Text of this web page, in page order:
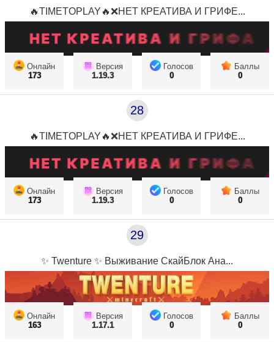
🔥TIMETOPLAY🔥❌НЕТ КРЕАТИВА И ГРИФЕ...
Онлайн
173
Версия
1.19.3
Голосов
0
Баллы
0
28
🔥TIMETOPLAY🔥❌НЕТ КРЕАТИВА И ГРИФЕ...
Онлайн
173
Версия
1.19.3
Голосов
0
Баллы
0
29
✨ Twenture ✨ Выживание СкайБлок Ана...
Онлайн
163
Версия
1.17.1
Голосов
0
Баллы
0